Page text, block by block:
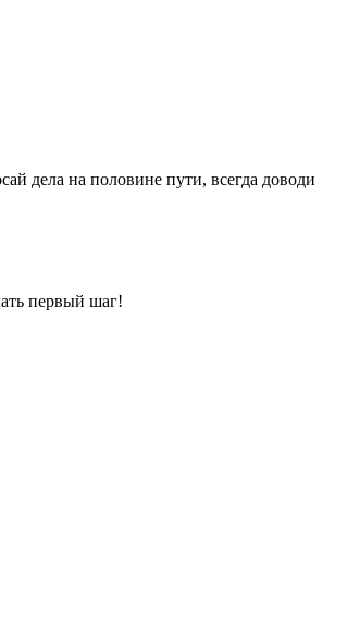
дела на половине пути, всегда доводи
первый шаг!